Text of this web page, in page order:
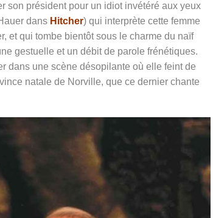
son président pour un idiot invétéré aux yeux
dans Hitcher) qui interprète cette femme
et qui tombe bientôt sous le charme du naïf
gestuelle et un débit de parole frénétiques.
dans une scène désopilante où elle feint de
natale de Norville, que ce dernier chante